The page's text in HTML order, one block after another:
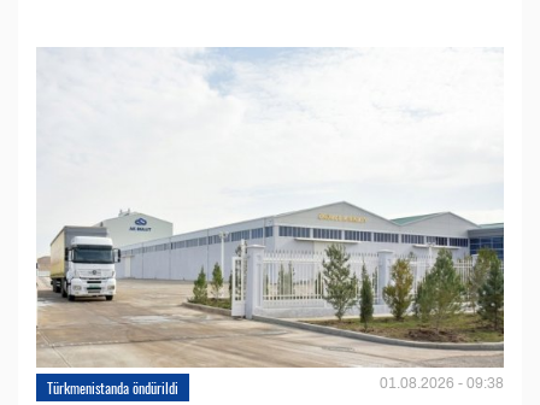
Türkmenistanda öndürildi 01.08.2026 - 09:38